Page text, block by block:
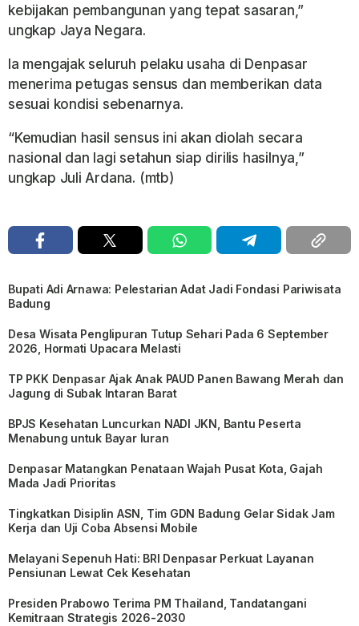
kebijakan pembangunan yang tepat sasaran,”
ungkap Jaya Negara.
Ia mengajak seluruh pelaku usaha di Denpasar
menerima petugas sensus dan memberikan data
sesuai kondisi sebenarnya.
“Kemudian hasil sensus ini akan diolah secara
nasional dan lagi setahun siap dirilis hasilnya,”
ungkap Juli Ardana. (mtb)
Bupati Adi Arnawa: Pelestarian Adat Jadi Fondasi Pariwisata
Badung
Desa Wisata Penglipuran Tutup Sehari Pada 6 September
2026, Hormati Upacara Melasti
TP PKK Denpasar Ajak Anak PAUD Panen Bawang Merah dan
Jagung di Subak Intaran Barat
BPJS Kesehatan Luncurkan NADI JKN, Bantu Peserta
Menabung untuk Bayar Iuran
Denpasar Matangkan Penataan Wajah Pusat Kota, Gajah
Mada Jadi Prioritas
Tingkatkan Disiplin ASN, Tim GDN Badung Gelar Sidak Jam
Kerja dan Uji Coba Absensi Mobile
Melayani Sepenuh Hati: BRI Denpasar Perkuat Layanan
Pensiunan Lewat Cek Kesehatan
Presiden Prabowo Terima PM Thailand, Tandatangani
Kemitraan Strategis 2026-2030